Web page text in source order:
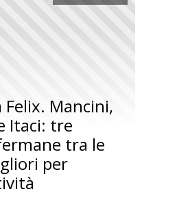
Mancini,
Itaci: tre
tra le
per